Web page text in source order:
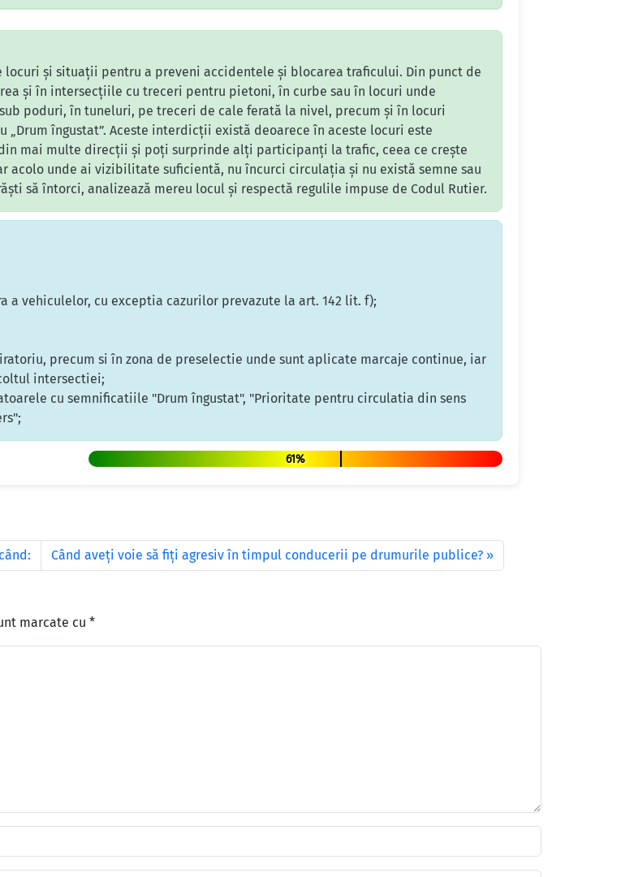
și situații pentru a preveni accidentele și blocarea traficului. Din punct de
și în intersecțiile cu treceri pentru pietoni, în curbe sau în locuri unde
poduri, în tuneluri, pe treceri de cale ferată la nivel, precum și în locuri
îngustat”. Aceste interdicții există deoarece în aceste locuri este
mai multe direcții și poți surprinde alți participanți la trafic, ceea ce crește
acolo unde ai vizibilitate suficientă, nu încurci circulația și nu există semne sau
să întorci, analizează mereu locul și respectă regulile impuse de Codul Rutier.
vehiculelor, cu exceptia cazurilor prevazute la art. 142 lit. f);
precum si în zona de preselectie unde sunt aplicate marcaje continue, iar
intersectiei;
cu semnificatiile "Drum îngustat", "Prioritate pentru circulatia din sens
61%
Când aveţi voie să fiţi agresiv în timpul conducerii pe drumurile publice?
marcate cu *